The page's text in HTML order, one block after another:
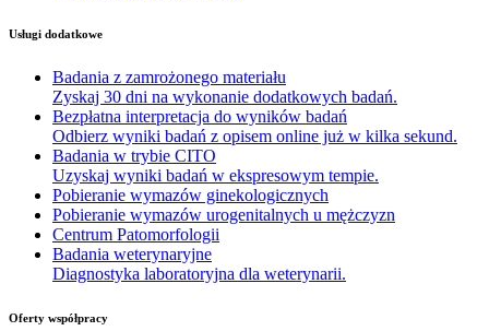
Usługi dodatkowe
Badania z zamrożonego materiału
Zyskaj 30 dni na wykonanie dodatkowych badań.
Bezpłatna interpretacja do wyników badań
Odbierz wyniki badań z opisem online już w kilka sekund.
Badania w trybie CITO
Uzyskaj wyniki badań w ekspresowym tempie.
Pobieranie wymazów ginekologicznych
Pobieranie wymazów urogenitalnych u mężczyzn
Centrum Patomorfologii
Badania weterynaryjne
Diagnostyka laboratoryjna dla weterynarii.
Oferty współpracy